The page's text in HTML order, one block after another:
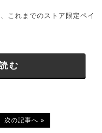
これまでのストア限定ペイ
む
次の記事へ »